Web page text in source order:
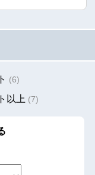
(6)
以上 (7)